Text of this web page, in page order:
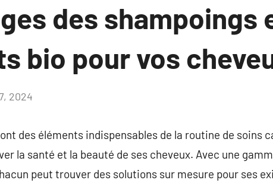
des shampoings
bio pour vos
2024
des éléments indispensables de la routine de soins
la santé et la beauté de ses cheveux. Avec une
peut trouver des solutions sur mesure pour ses